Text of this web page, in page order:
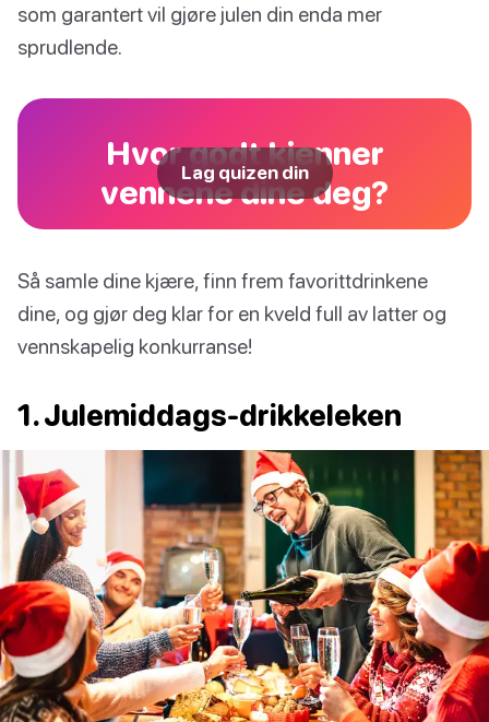
som garantert vil gjøre julen din enda mer
sprudlende.
Hvor godt kjenner
vennene dine deg?
Lag quizen din
Så samle dine kjære, finn frem favorittdrinkene
dine, og gjør deg klar for en kveld full av latter og
vennskapelig konkurranse!
1. Julemiddags-drikkeleken